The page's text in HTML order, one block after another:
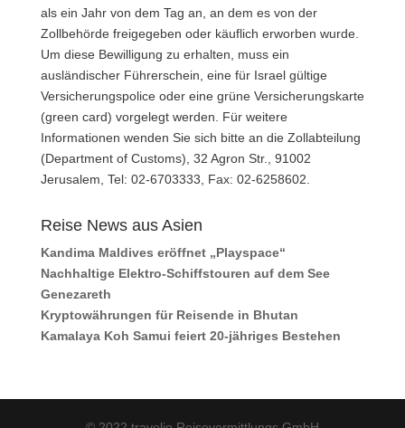
als ein Jahr von dem Tag an, an dem es von der
Zollbehörde freigegeben oder käuflich erworben wurde.
Um diese Bewilligung zu erhalten, muss ein
ausländischer Führerschein, eine für Israel gültige
Versicherungspolice oder eine grüne Versicherungskarte
(green card) vorgelegt werden. Für weitere
Informationen wenden Sie sich bitte an die Zollabteilung
(Department of Customs), 32 Agron Str., 91002
Jerusalem, Tel: 02-6703333, Fax: 02-6258602.
Reise News aus Asien
Kandima Maldives eröffnet „Playspace“
Nachhaltige Elektro-Schiffstouren auf dem See
Genezareth
Kryptowährungen für Reisende in Bhutan
Kamalaya Koh Samui feiert 20-jähriges Bestehen